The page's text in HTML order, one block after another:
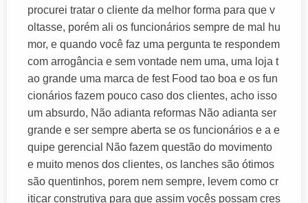
procurei tratar o cliente da melhor forma para que v
oltasse, porém ali os funcionários sempre de mal hu
mor, e quando você faz uma pergunta te respondem
com arrogância e sem vontade nem uma, uma loja t
ao grande uma marca de fest Food tao boa e os fun
cionários fazem pouco caso dos clientes, acho isso
um absurdo, Não adianta reformas Não adianta ser
grande e ser sempre aberta se os funcionários e a e
quipe gerencial Não fazem questão do movimento
e muito menos dos clientes, os lanches são ótimos
são quentinhos, porem nem sempre, levem como cr
iticar construtiva para que assim vocês possam cres